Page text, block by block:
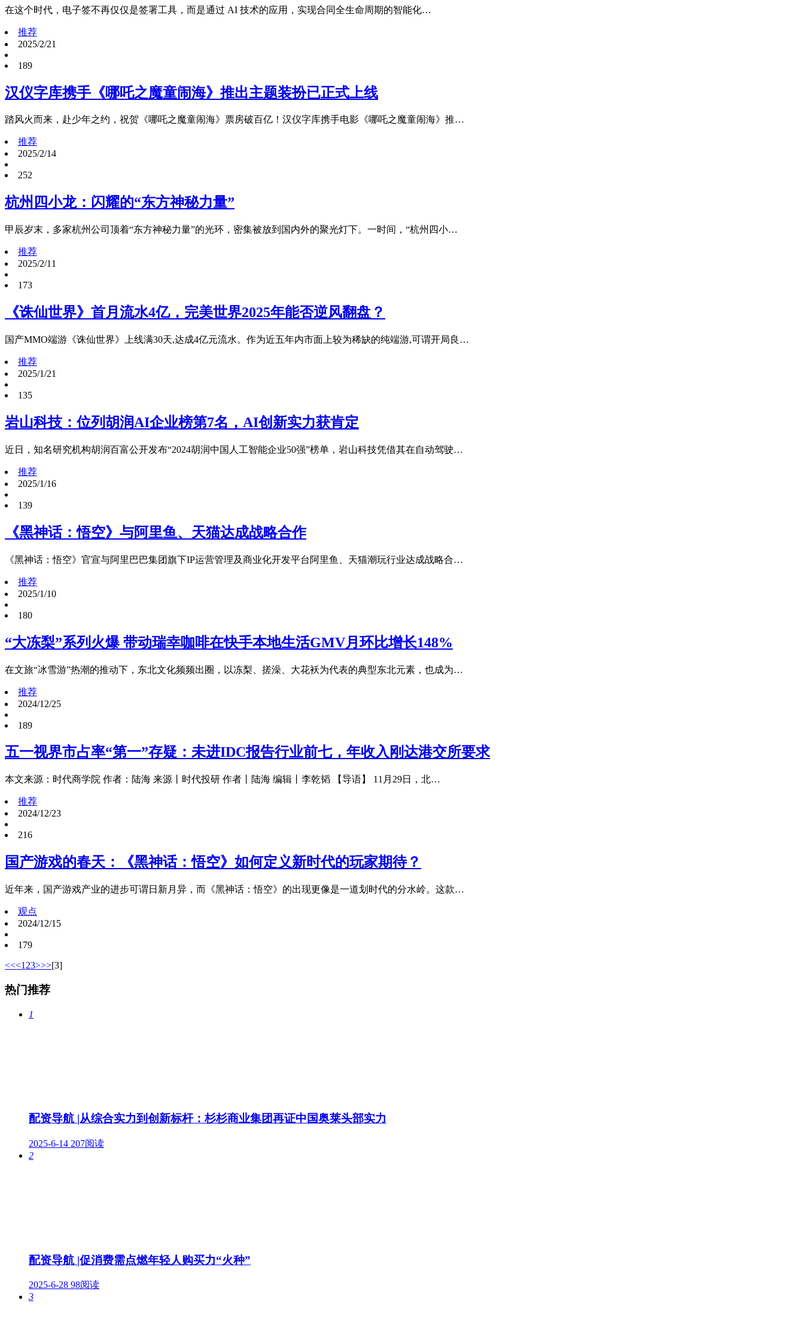
在这个时代，电子签不再仅仅是签署工具，而是通过 AI 技术的应用，实现合同全生命周期的智能化…
推荐
2025/2/21
189
汉仪字库携手《哪吒之魔童闹海》推出主题装扮已正式上线
踏风火而来，赴少年之约，祝贺《哪吒之魔童闹海》票房破百亿！汉仪字库携手电影《哪吒之魔童闹海》推…
推荐
2025/2/14
252
杭州四小龙：闪耀的“东方神秘力量”
甲辰岁末，多家杭州公司顶着“东方神秘力量”的光环，密集被放到国内外的聚光灯下。一时间，“杭州四小…
推荐
2025/2/11
173
《诛仙世界》首月流水4亿，完美世界2025年能否逆风翻盘？
国产MMO端游《诛仙世界》上线满30天,达成4亿元流水。作为近五年内市面上较为稀缺的纯端游,可谓开局良…
推荐
2025/1/21
135
岩山科技：位列胡润AI企业榜第7名，AI创新实力获肯定
近日，知名研究机构胡润百富公开发布“2024胡润中国人工智能企业50强”榜单，岩山科技凭借其在自动驾驶…
推荐
2025/1/16
139
《黑神话：悟空》与阿里鱼、天猫达成战略合作
《黑神话：悟空》官宣与阿里巴巴集团旗下IP运营管理及商业化开发平台阿里鱼、天猫潮玩行业达成战略合…
推荐
2025/1/10
180
“大冻梨”系列火爆 带动瑞幸咖啡在快手本地生活GMV月环比增长148%
在文旅“冰雪游”热潮的推动下，东北文化频频出圈，以冻梨、搓澡、大花袄为代表的典型东北元素，也成为…
推荐
2024/12/25
189
五一视界市占率“第一”存疑：未进IDC报告行业前七，年收入刚达港交所要求
本文来源：时代商学院 作者：陆海 来源丨时代投研 作者丨陆海 编辑丨李乾韬 【导语】 11月29日，北…
推荐
2024/12/23
216
国产游戏的春天：《黑神话：悟空》如何定义新时代的玩家期待？
近年来，国产游戏产业的进步可谓日新月异，而《黑神话：悟空》的出现更像是一道划时代的分水岭。这款…
观点
2024/12/15
179
<<<1 23>>>[3]
热门推荐
1
配资导航 |从综合实力到创新标杆：杉杉商业集团再证中国奥莱头部实力
2025-6-14 207阅读
2
配资导航 |​促消费需点燃年轻人购买力“火种”
2025-6-28 98阅读
3